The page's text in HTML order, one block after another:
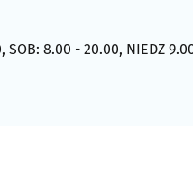
SOB: 8.00 - 20.00, NIEDZ